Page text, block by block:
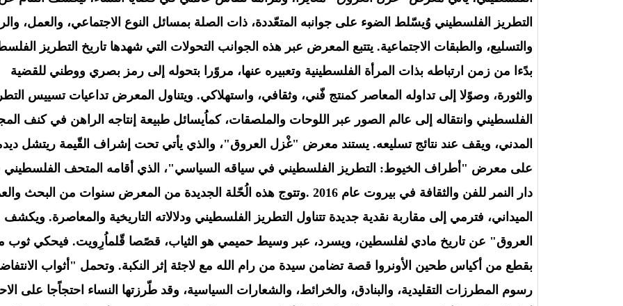
التطريز الفلسطيني وُيسّلط الضوء على جوانبه المتعّددة، ذات الصلة بمسائل النوع الاجتماعي، والعمل،
والتسليع، والطبقات الاجتماعية. يتتبع المعرض عبر هذه الجوانب التحولات التي شهدها تاريخ التطريز
بدًءا من زمن ارتباطه بذات المرأة الفلسطينية وتعبيره عنها، مروًرا بتحوله إلى رمز بصري ووطني للقضية
والثورة، وصوًلا إلى تداوله المعاصر كمنتج فّني، وثقافي، واستهلاكي. ويتناول المعرض تداعيات تسييس
الفلسطيني وانتقاله إلى عالم الصور عبر اللوحات والملصقات، كماُيسائل طبيعة إنتاجه الراهن في كنف
المدني، ويقف عند نتائج تسليعه. يستند معرض "غْزل العروق"، والذي يأتي تحت إشراف القّيمة ريتشل
على معرض "أطراف الخيوط: التطريز الفلسطيني في سياقه السياسي"، الذي أقامه المتحف
دار النمر للفن والثقافة في بيروت عام 2016 .وتتوج هذه الُحّلة الجديدة من المعرض سنوات من البحث
الميداني، فترمي إلى مقاربة نقدية جديدة تتناول التطريز الفلسطيني ودلالاته التاريخية والمعاصرة.
العروق" عن تاريخ مادي لفلسطين، ويسرد، عبر وسيط حميمي هو الثياب، قصًصا قّلماُرِويت. فيحكي ثوب
بقطع من أكياس طحين الأونروا قصة تضامن سيدة من رام الله مع لاجئة إثر النكبة. وتحمل "أثواب
رسوم المطرزات التقليدية، والبنادق، والخرائط، والشعارات السياسية، وقد طّرزتها النساء احتجاًجا على